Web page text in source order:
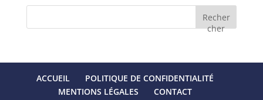
Recher
cher
ACCUEIL
POLITIQUE DE CONFIDENTIALITÉ
MENTIONS LÉGALES
CONTACT